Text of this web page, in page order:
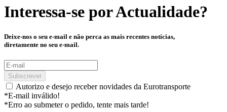
Interessa-se porActualidade?
Deixe-nos o seu e-mail e não perca as mais recentes notícias,
diretamente no seu e-mail.
Subscrever
Autorizo e desejo receber novidades da Eurotransporte
*E-mail inválido!
*Erro ao submeter o pedido, tente mais tarde!